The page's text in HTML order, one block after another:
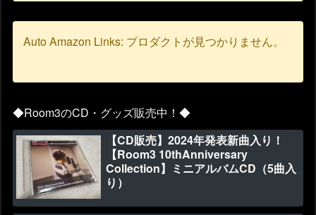
Auto Amazon Links: プロダクトが見つかりません。
◆Room3のCD・グッズ販売中！◆
【CD販売】2024年発表新曲入り！
【Room3 10thAnniversary
Collection】ミニアルバムCD（5曲入
り）